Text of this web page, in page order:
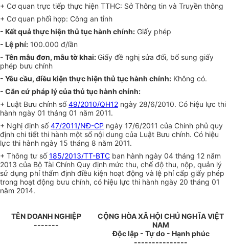
+ Cơ quan trực tiếp thực hiện TTHC: Sở Thông tin và Truyền thông
+ Cơ quan phối hợp: Công an tỉnh
- Kết quả thực hiện thủ tục hành chính: Giấy phép
- Lệ phí: 100.000 đ/lần
- Tên mẫu đơn, mẫu tờ khai: Giấy đề nghị sửa đổi, bổ sung giấy
phép bưu chính
- Yêu cầu, điều kiện thực hiện thủ tục hành chính: Không có.
- Căn cứ pháp lý của thủ tục hành chính:
+ Luật Bưu chính số49/2010/QH12 ngày 28/6/2010. Có hiệu lực thi
hành ngày 01 tháng 01 năm 2011.
+ Nghị định số47/2011/NĐ-CP ngày 17/6/2011 của Chính phủ quy
định chi tiết thi hành một số nội dung của Luật Bưu chính. Có hiệu
lực thi hành ngày 15 tháng 8 năm 2011.
+ Thông tư số185/2013/TT-BTC ban hành ngày 04 tháng 12 năm
2013 của Bộ Tài Chính Quy định mức thu, chế độ thu, nộp, quản lý
sử dụng phí thẩm định điều kiện hoạt động và lệ phí cấp giấy phép
trong hoạt động bưu chính, có hiệu lực thi hành ngày 20 tháng 01
năm 2014.
TÊN DOANH NGHIỆP
-------
CỘNG HÒA XÃ HỘI CHỦ NGHĨA VIỆT
NAM
Độc lập - Tự do - Hạnh phúc
---------------